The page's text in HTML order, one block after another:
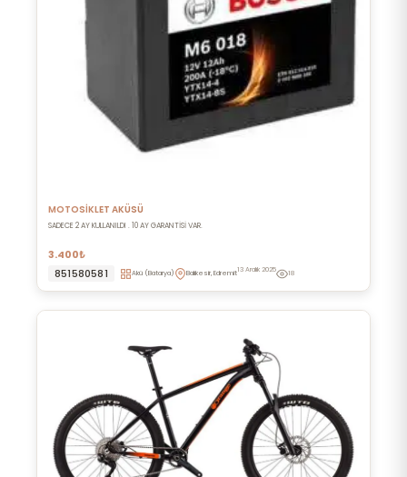
MOTOSİKLET AKÜSÜ
SADECE 2 AY KULLANILDI . 10 AY GARANTİSİ VAR.
3.400₺
851580581
Akü (Batarya) Balıkesir, Edremit13 Aralık 2025 18